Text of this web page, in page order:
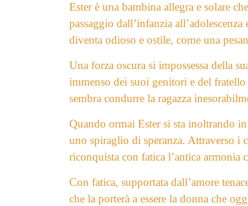
Ester è una bambina allegra e solare
passaggio dall’infanzia
diventa odioso e ostile, come una
Una forza oscura si impossessa della
immenso dei suoi genitori e del fratello
sembra condurre la ragazza
Quando ormai Ester si sta inoltrando
uno spiraglio di speranza. Attraverso i
riconquista con fatica l’antica armonia
Con fatica, supportata dall’amore
che la porterà a essere la donna che